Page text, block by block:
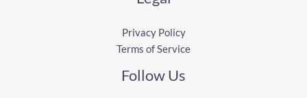
Privacy Policy
Terms of Service
Follow Us